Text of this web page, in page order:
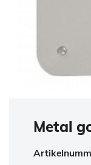
Metal